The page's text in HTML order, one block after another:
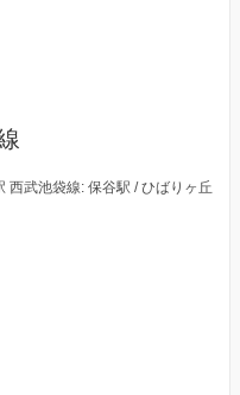
西武池袋線: 保谷駅 / ひばりヶ丘